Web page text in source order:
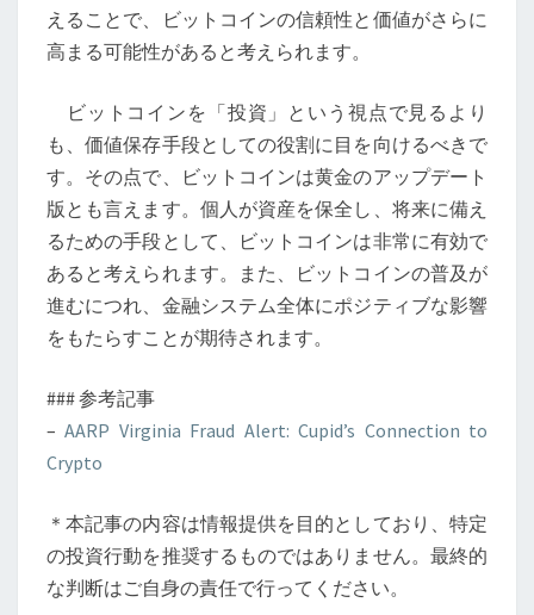
えることで、ビットコインの信頼性と価値がさらに
高まる可能性があると考えられます。
ビットコインを「投資」という視点で見るより
も、価値保存手段としての役割に目を向けるべきで
す。その点で、ビットコインは黄金のアップデート
版とも言えます。個人が資産を保全し、将来に備え
るための手段として、ビットコインは非常に有効で
あると考えられます。また、ビットコインの普及が
進むにつれ、金融システム全体にポジティブな影響
をもたらすことが期待されます。
### 参考記事
–AARP Virginia Fraud Alert: Cupid’s Connection to
Crypto
＊本記事の内容は情報提供を目的としており、特定
の投資行動を推奨するものではありません。最終的
な判断はご自身の責任で行ってください。